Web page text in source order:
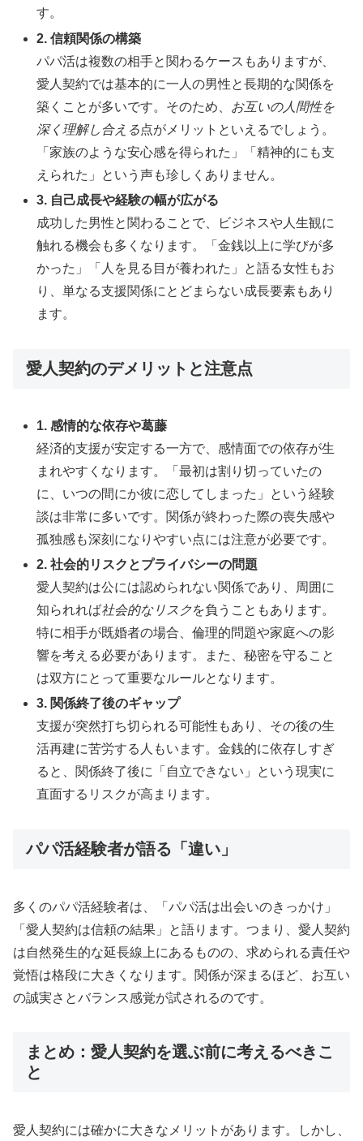
す。
2. 信頼関係の構築
パパ活は複数の相手と関わるケースもありますが、
愛人契約では基本的に一人の男性と長期的な関係を
築くことが多いです。そのため、
お互いの人間性を
深く理解し合える点がメリットといえるでしょう。
「家族のような安心感を得られた」「精神的にも支
えられた」という声も珍しくありません。
3. 自己成長や経験の幅が広がる
成功した男性と関わることで、ビジネスや人生観に
触れる機会も多くなります。「金銭以上に学びが多
かった」「人を見る目が養われた」と語る女性もお
り、単なる支援関係にとどまらない成長要素もあり
ます。
愛人契約のデメリットと注意点
1. 感情的な依存や葛藤
経済的支援が安定する一方で、感情面での依存が生
まれやすくなります。「最初は割り切っていたの
に、いつの間にか彼に恋してしまった」という経験
談は非常に多いです。関係が終わった際の喪失感や
孤独感も深刻になりやすい点には注意が必要です。
2. 社会的リスクとプライバシーの問題
愛人契約は公には認められない関係であり、周囲に
知られれば社会的なリスクを負うこともあります。
特に相手が既婚者の場合、倫理的問題や家庭への影
響を考える必要があります。また、秘密を守ること
は双方にとって重要なルールとなります。
3. 関係終了後のギャップ
支援が突然打ち切られる可能性もあり、その後の生
活再建に苦労する人もいます。金銭的に依存しすぎ
ると、関係終了後に「自立できない」という現実に
直面するリスクが高まります。
パパ活経験者が語る「違い」
多くのパパ活経験者は、「パパ活は出会いのきっかけ」
「愛人契約は信頼の結果」と語ります。つまり、愛人契約
は自然発生的な延長線上にあるものの、求められる責任や
覚悟は格段に大きくなります。関係が深まるほど、お互い
の誠実さとバランス感覚が試されるのです。
まとめ：愛人契約を選ぶ前に考えるべきこ
と
愛人契約には確かに大きなメリットがあります。しかし、